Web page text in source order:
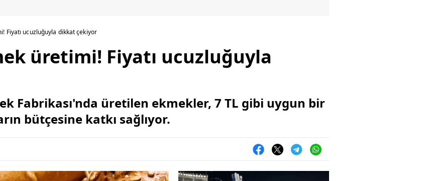
Fiyatı ucuzluğuyla dikkat çekiyor
üretimi! Fiyatı ucuzluğuyla
Fabrikası'nda üretilen ekmekler, 7 TL gibi uygun bir
bütçesine katkı sağlıyor.